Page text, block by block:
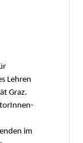
Lehren
Graz.
im